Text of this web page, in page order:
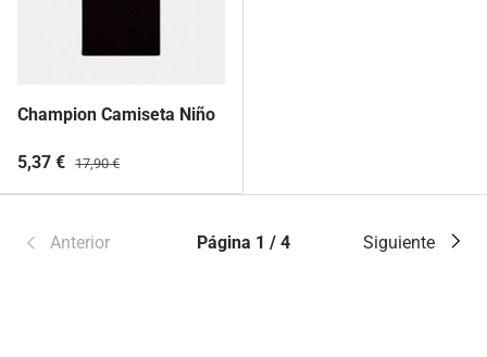
Champion Camiseta Niño
5,37 € 17,90 €
Anterior Página 1 / 4 Siguiente